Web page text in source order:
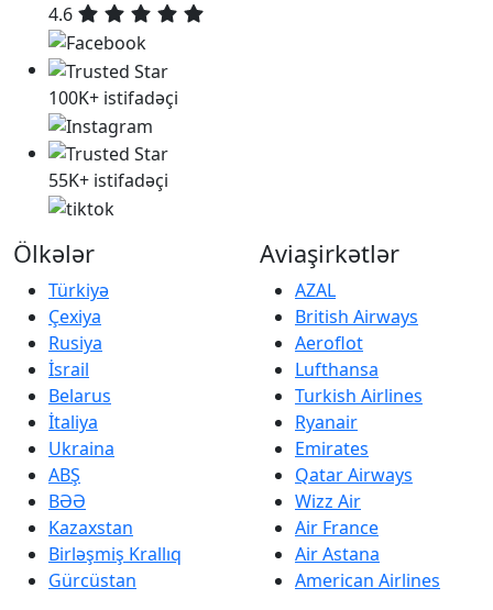
4.6
100K+ istifadəçi
55K+ istifadəçi
Ölkələr
Türkiyə
Çexiya
Rusiya
İsrail
Belarus
İtaliya
Ukraina
ABŞ
BƏƏ
Kazaxstan
Birləşmiş Krallıq
Gürcüstan
Aviaşirkətlər
AZAL
British Airways
Aeroflot
Lufthansa
Turkish Airlines
Ryanair
Emirates
Qatar Airways
Wizz Air
Air France
Air Astana
American Airlines